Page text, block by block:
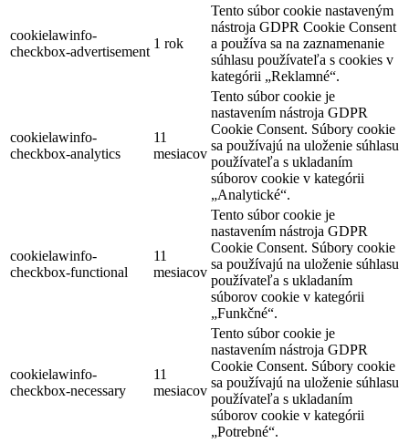
cookielawinfo-
checkbox-advertisement
1 rok
Tento súbor cookie nastaveným
nástroja GDPR Cookie Consent
a používa sa na zaznamenanie
súhlasu používateľa s cookies v
kategórii „Reklamné“.
cookielawinfo-
checkbox-analytics
11
mesiacov
Tento súbor cookie je
nastavením nástroja GDPR
Cookie Consent. Súbory cookie
sa používajú na uloženie súhlasu
používateľa s ukladaním
súborov cookie v kategórii
„Analytické“.
cookielawinfo-
checkbox-functional
11
mesiacov
Tento súbor cookie je
nastavením nástroja GDPR
Cookie Consent. Súbory cookie
sa používajú na uloženie súhlasu
používateľa s ukladaním
súborov cookie v kategórii
„Funkčné“.
cookielawinfo-
checkbox-necessary
11
mesiacov
Tento súbor cookie je
nastavením nástroja GDPR
Cookie Consent. Súbory cookie
sa používajú na uloženie súhlasu
používateľa s ukladaním
súborov cookie v kategórii
„Potrebné“.